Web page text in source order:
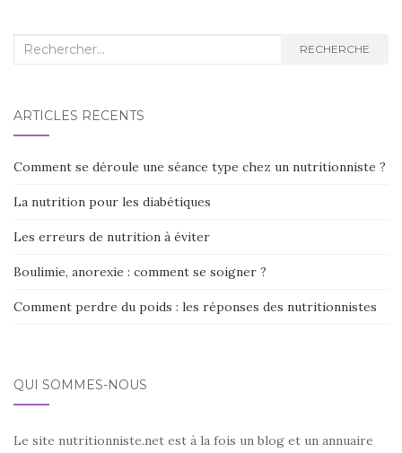
Recherche : RECHERCHE
ARTICLES RÉCENTS
Comment se déroule une séance type chez un nutritionniste ?
La nutrition pour les diabétiques
Les erreurs de nutrition à éviter
Boulimie, anorexie : comment se soigner ?
Comment perdre du poids : les réponses des nutritionnistes
QUI SOMMES-NOUS
Le site nutritionniste.net est à la fois un blog et un annuaire